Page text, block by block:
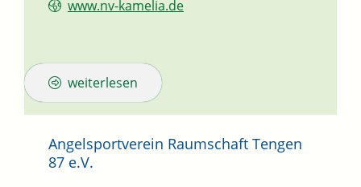
www.nv-kamelia.de
weiterlesen
Angelsportverein Raumschaft Tengen
87 e.V.